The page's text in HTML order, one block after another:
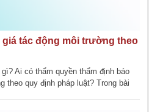
tác động môi trường theo
Ai có thẩm quyền thẩm định báo
theo quy định pháp luật? Trong bài